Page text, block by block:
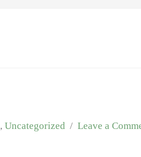
,Uncategorized Leave a